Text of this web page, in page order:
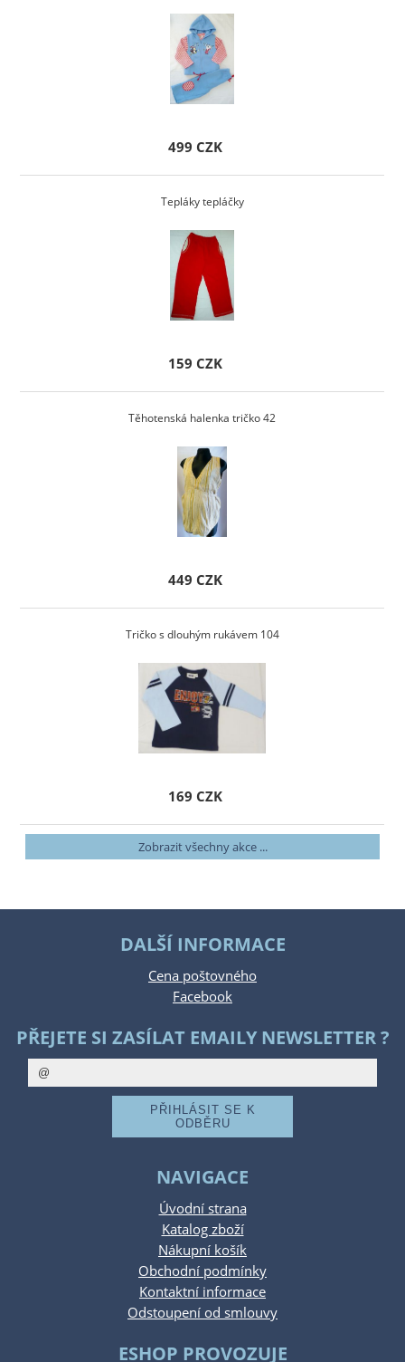
499 CZK
Tepláky tepláčky
159 CZK
Těhotenská halenka tričko 42
449 CZK
Tričko s dlouhým rukávem 104
169 CZK
Zobrazit všechny akce ...
DALŠÍ INFORMACE
Cena poštovného
Facebook
PŘEJETE SI ZASÍLAT EMAILY NEWSLETTER ?
NAVIGACE
Úvodní strana
Katalog zboží
Nákupní košík
Obchodní podmínky
Kontaktní informace
Odstoupení od smlouvy
ESHOP PROVOZUJE